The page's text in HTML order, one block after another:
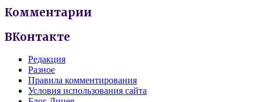
Комментарии
ВКонтакте
Редакция
Разное
Правила комментирования
Условия использования сайта